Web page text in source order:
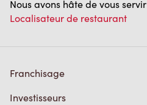
Nous avons hâte de vous servir
Localisateur de restaurant
Franchisage
Investisseurs